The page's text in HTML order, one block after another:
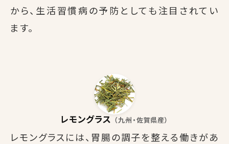
から、生活習慣病の予防としても注目されてい
ます。
レモングラス （九州・佐賀県産）
レモングラスには、胃腸の調子を整える働きがあ